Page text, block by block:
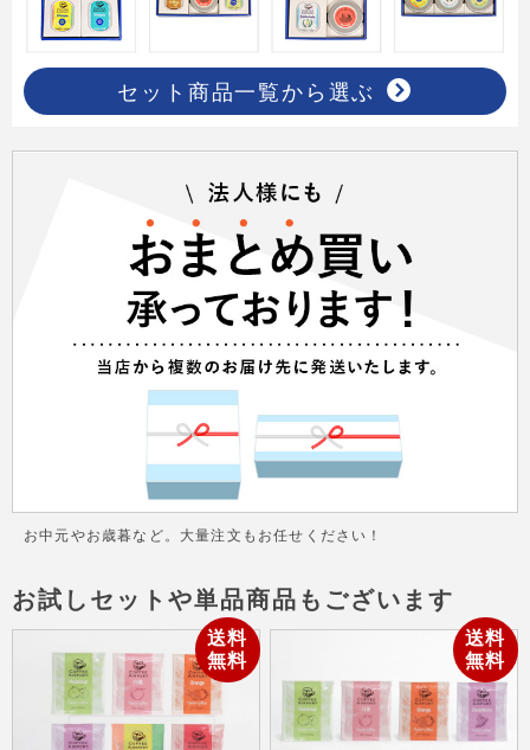
セット商品一覧から選ぶ
お中元やお歳暮など。大量注文もお任せください！
お試しセットや単品商品もございます
送料
無料
送料
無料